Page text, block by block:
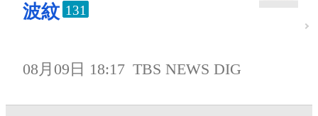
波紋 131
08月09日 18:17 TBS NEWS DIG